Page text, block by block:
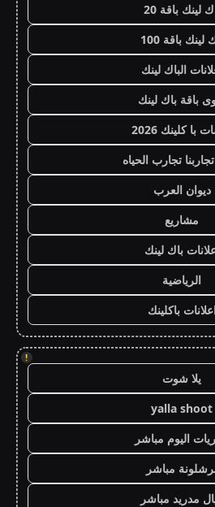
لينك باقة 20
لينك باقة 100
الباك لينك
باقة باك لينك
با كلينك 2026
تجارب الحياه
ديوان العرب
مشاريع
باك لينك
الرياضية
باكلينك
!
يلا شوت
yalla shoot
اليوم مباشر
مباشر
مدريد مباشر